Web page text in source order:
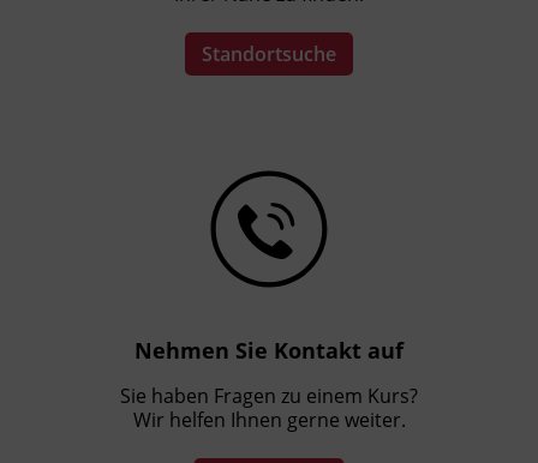
Hinweis
Für die Teilnahme an der Fortbildung erhalten
Standortsuche
Nehmen Sie Kontakt auf
Sie haben Fragen zu einem Kurs?
Wir helfen Ihnen gerne weiter.